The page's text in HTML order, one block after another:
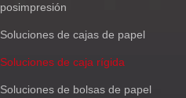
posimpresión
Soluciones de cajas de papel
Soluciones de caja rígida
Soluciones de bolsas de papel